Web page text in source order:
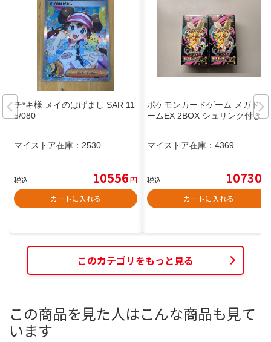
チ*キ様 メイのはげまし SAR 11
5/080
マイストア在庫： 2530
税込 10556円
カートに入れる
ポケモンカードゲーム メガドリ
ームEX 2BOX シュリンク付き
マイストア在庫： 4369
税込 10730
カートに入れる
このカテゴリをもっと見る
この商品を見た人はこんな商品も見て
います